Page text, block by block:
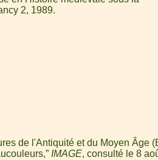
2, 1989.
de l'Antiquité et du Moyen Âge
IMAGE, consulté le 8